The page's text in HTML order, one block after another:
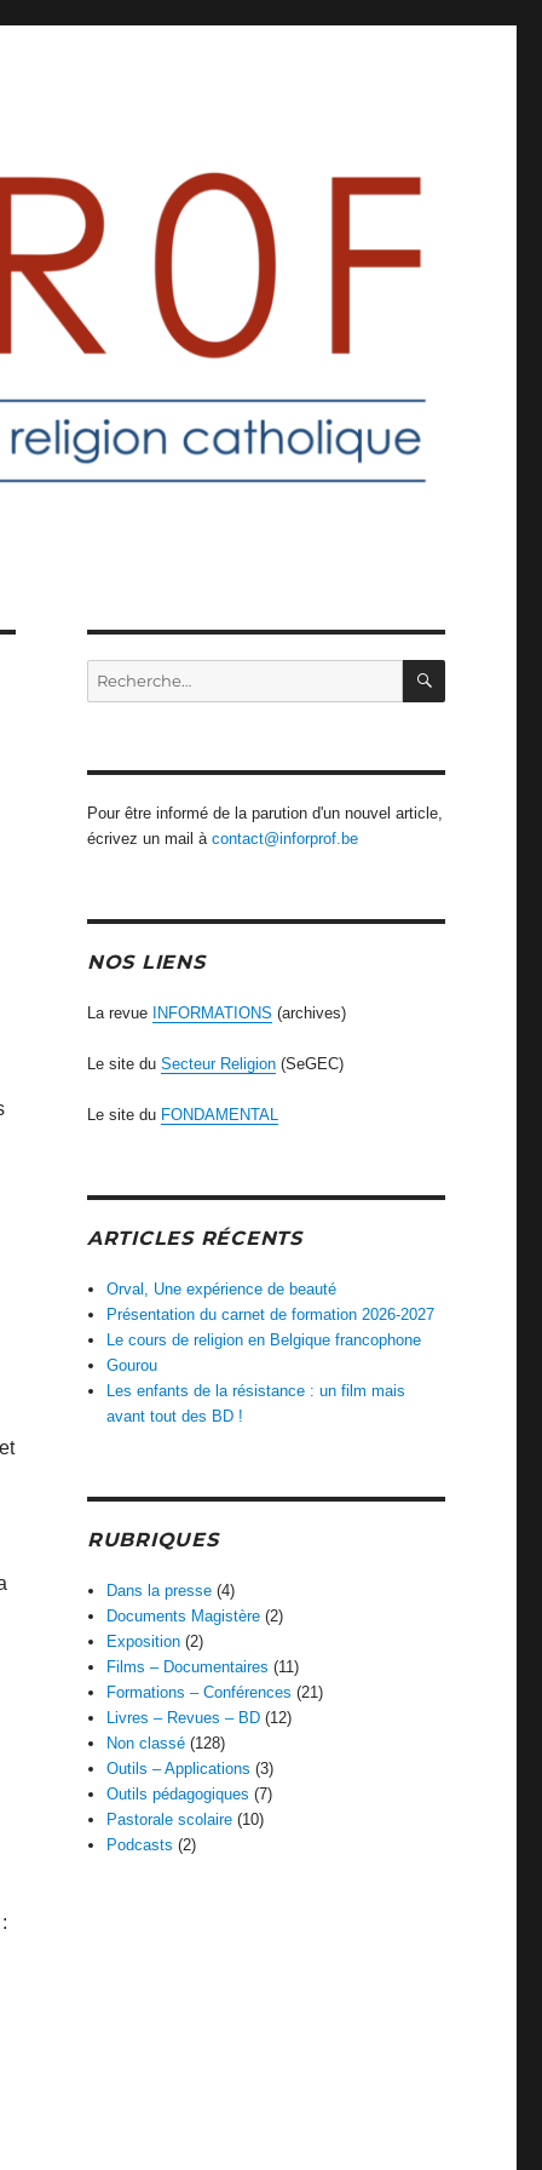
Recherche
pour
Pour être informé de la parution d'un nouvel article,
écrivez un mail à contact@inforprof.be
NOS LIENS
La revue INFORMATIONS (archives)
Le site du Secteur Religion(SeGEC)
Le site du FONDAMENTAL
ARTICLES RÉCENTS
Orval, Une expérience de beauté
Présentation du carnet de formation 2026-2027
Le cours de religion en Belgique francophone
Gourou
Les enfants de la résistance : un film mais
avant tout des BD !
RUBRIQUES
Dans la presse (4)
Documents Magistère (2)
Exposition (2)
Films – Documentaires (11)
Formations – Conférences (21)
Livres – Revues – BD (12)
Non classé (128)
Outils – Applications (3)
Outils pédagogiques (7)
Pastorale scolaire (10)
Podcasts (2)